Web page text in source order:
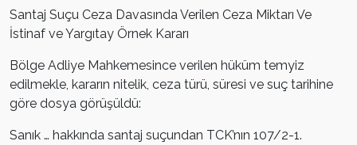
Santaj Suçu Ceza Davasında Verilen Ceza Miktarı Ve
İstinaf ve Yargıtay Örnek Kararı
Bölge Adliye Mahkemesince verilen hüküm temyiz
edilmekle, kararın nitelik, ceza türü, süresi ve suç tarihine
göre dosya görüşüldü:
Sanık … hakkında santaj suçundan TCK’nın 107/2-1.